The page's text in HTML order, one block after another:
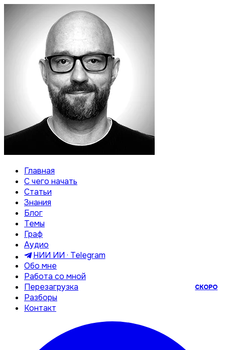
Главная
С чего начать
Статьи
Знания
Блог
Темы
Граф
Аудио
НИИ ИИ · Telegram
Обо мне
Работа со мной
Перезагрузка
СКОРО
Разборы
Контакт